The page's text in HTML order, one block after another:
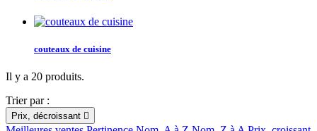
couteaux de cuisine
Il y a 20 produits.
Trier par :
Prix, décroissant 